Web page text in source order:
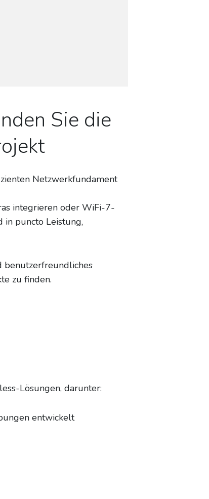
Sie die
Netzwerkfundament
integrieren oder WiFi-7-
in puncto Leistung,
benutzerfreundliches
zu finden.
Lösungen, darunter:
entwickelt